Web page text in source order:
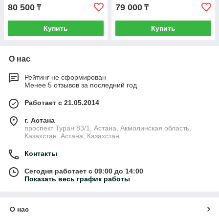
80 500 ₸
Купить
79 000 ₸
Купить
О нас
Рейтинг не сформирован
Менее 5 отзывов за последний год
Работает с 21.05.2014
г. Астана
проспект Туран 83/1, Астана, Акмолинская область,
Казахстан, Астана, Казахстан
Контакты
Сегодня работает с 09:00 до 14:00
Показать весь график работы
О нас